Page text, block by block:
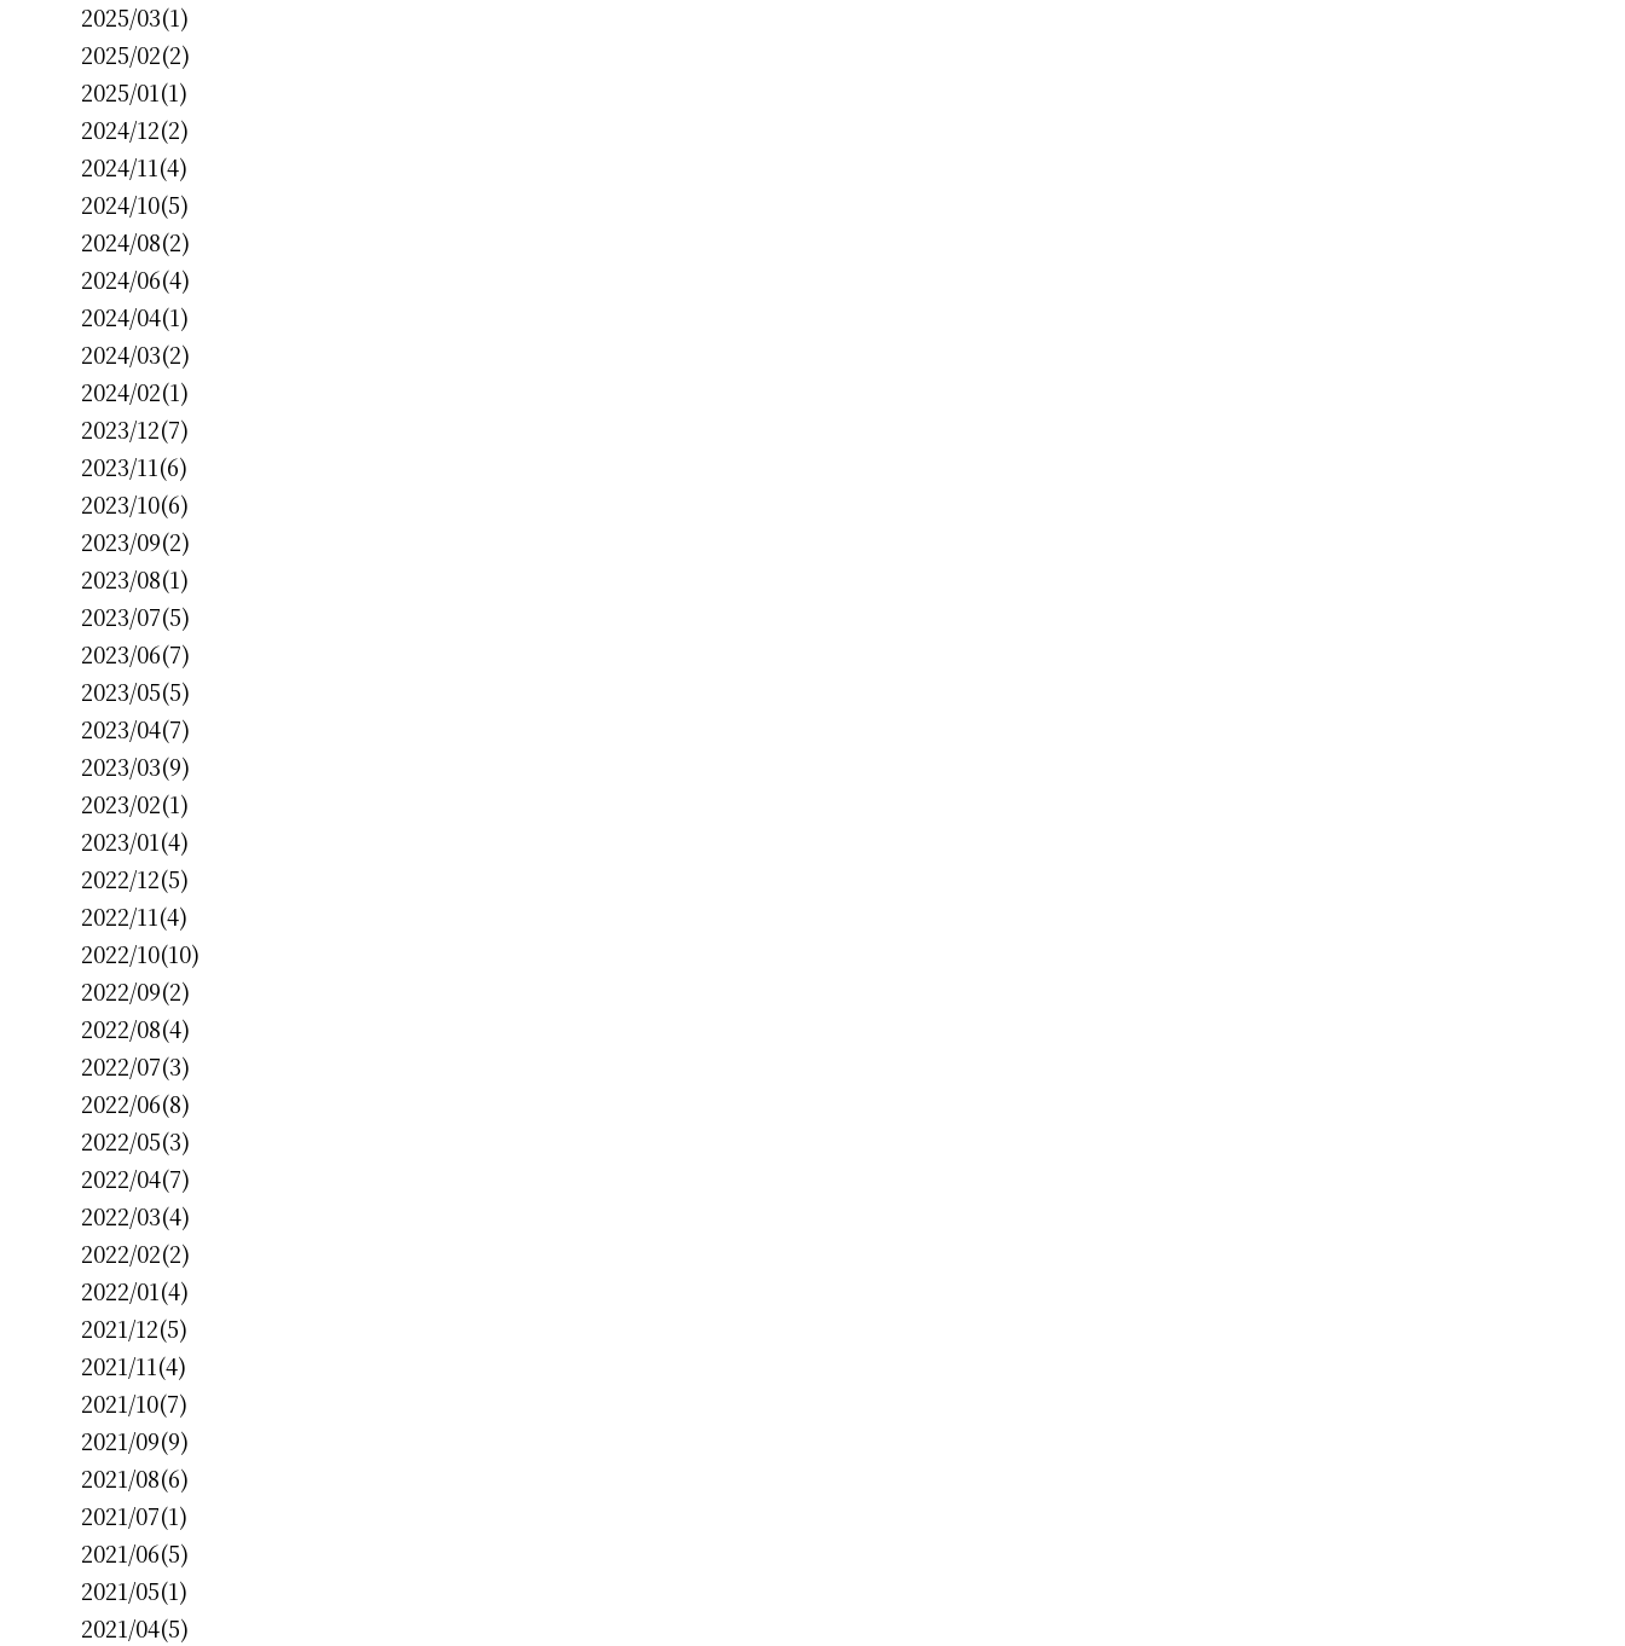
2025/03(1)
2025/02(2)
2025/01(1)
2024/12(2)
2024/11(4)
2024/10(5)
2024/08(2)
2024/06(4)
2024/04(1)
2024/03(2)
2024/02(1)
2023/12(7)
2023/11(6)
2023/10(6)
2023/09(2)
2023/08(1)
2023/07(5)
2023/06(7)
2023/05(5)
2023/04(7)
2023/03(9)
2023/02(1)
2023/01(4)
2022/12(5)
2022/11(4)
2022/10(10)
2022/09(2)
2022/08(4)
2022/07(3)
2022/06(8)
2022/05(3)
2022/04(7)
2022/03(4)
2022/02(2)
2022/01(4)
2021/12(5)
2021/11(4)
2021/10(7)
2021/09(9)
2021/08(6)
2021/07(1)
2021/06(5)
2021/05(1)
2021/04(5)